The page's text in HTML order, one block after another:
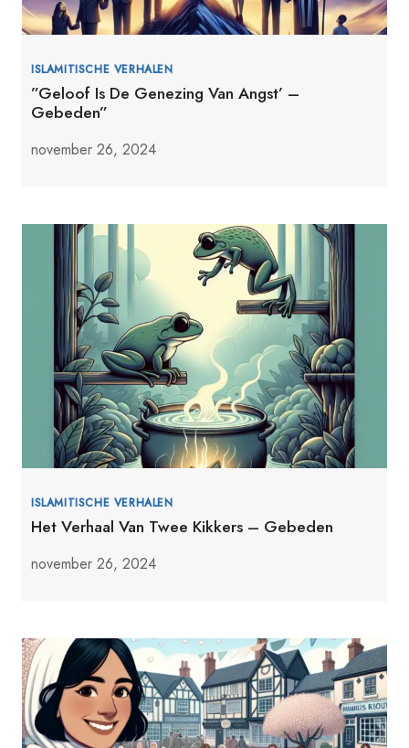
ISLAMITISCHE VERHALEN
”Geloof Is De Genezing Van Angst’ –
Gebeden”
november 26, 2024
ISLAMITISCHE VERHALEN
Het Verhaal Van Twee Kikkers – Gebeden
november 26, 2024